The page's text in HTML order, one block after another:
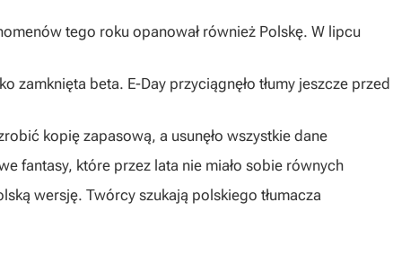
tego roku opanował również Polskę. W lipcu
zamknięta beta. E-Day przyciągnęło tłumy jeszcze przed
kopię zapasową, a usunęło wszystkie dane
fantasy, które przez lata nie miało sobie równych
wersję. Twórcy szukają polskiego tłumacza